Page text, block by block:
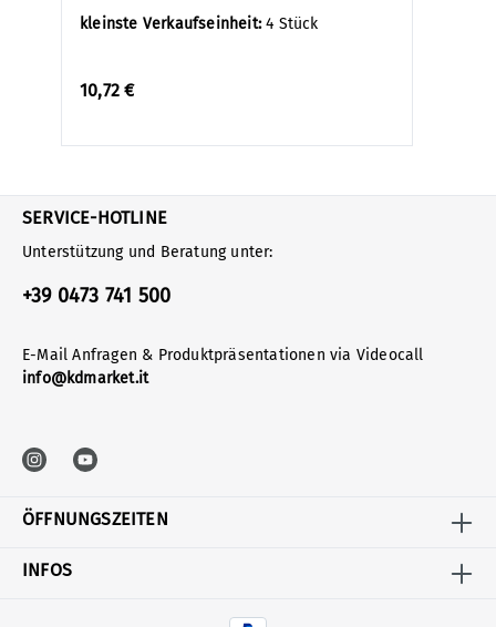
kleinste Verkaufseinheit:4 Stück
10,72 €
SERVICE-HOTLINE
Unterstützung und Beratung unter:
+39 0473 741 500
E-Mail Anfragen & Produktpräsentationen via Videocall
info@kdmarket.it
ÖFFNUNGSZEITEN
INFOS